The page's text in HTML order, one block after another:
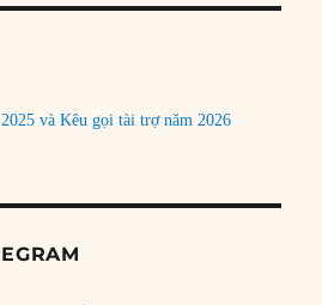
và Kêu gọi tài trợ năm 2026